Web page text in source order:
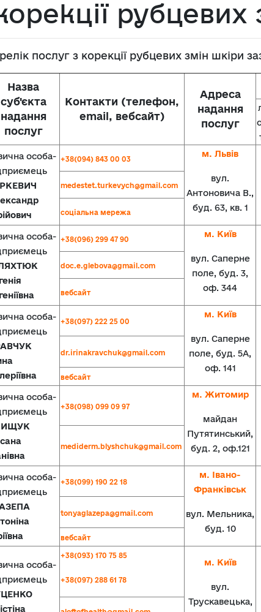
рубцевих
послуг з корекції рубцевих змін шкіри
Назва
суб'єкта
надання
послуг
Контакти (телефон,
email, вебсайт)
Адреса
надання
послуг
особа- +38(094) 843 00 03
м. Львів
вул.
Антоновича В.,
буд. 63, кв. 1
medestet.turkevych@gmail.com
соціальна мережа
особа- +38(096) 299 47 90
м. Київ
вул. Саперне
поле, буд. 3,
оф. 344
doc.e.glebova@gmail.com
вебсайт
особа- +38(097) 222 25 00
м. Київ
вул. Саперне
поле, буд. 5A,
оф. 141
dr.irinakravchuk@gmail.com
вебсайт
особа-
+38(098) 099 09 97
м. Житомир
майдан
Путятинський,
буд. 2, оф.121
mediderm.blyshchuk@gmail.com
особа- +38(099) 190 22 18
м. Івано-
Франківськ
вул. Мельника,
буд. 10
tonyaglazepa@gmail.com
вебсайт
особа-
+38(093) 170 75 85
+38(097) 288 61 78
м. Київ
вул.
Трускавецька,